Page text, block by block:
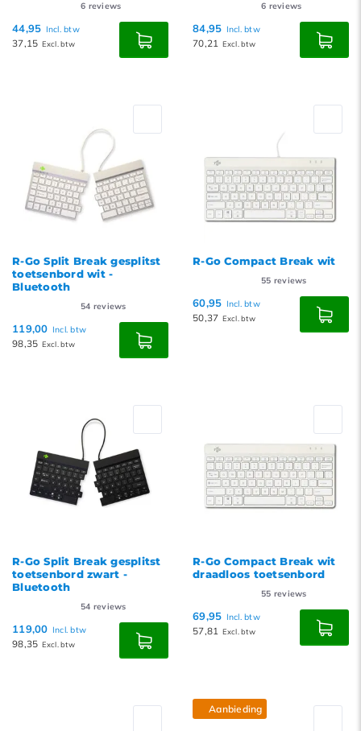
6 reviews
44,95 Incl. btw
37,15 Excl. btw
6 reviews
84,95 Incl. btw
70,21 Excl. btw
R-Go Split Break gesplitst
toetsenbord wit -
Bluetooth
54 reviews
119,00 Incl. btw
98,35 Excl. btw
R-Go Compact Break wit
55 reviews
60,95 Incl. btw
50,37 Excl. btw
R-Go Split Break gesplitst
toetsenbord zwart -
Bluetooth
54 reviews
119,00 Incl. btw
98,35 Excl. btw
R-Go Compact Break wit
draadloos toetsenbord
55 reviews
69,95 Incl. btw
57,81 Excl. btw
Aanbieding